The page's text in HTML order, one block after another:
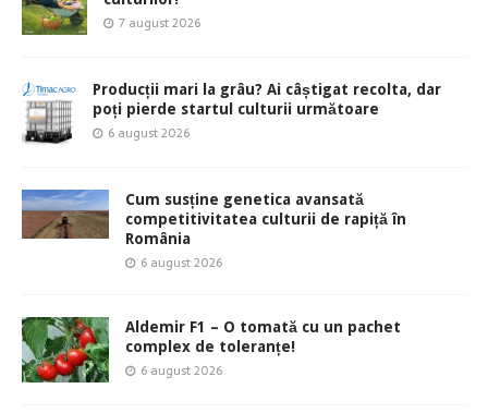
7 august 2026
Producții mari la grâu? Ai câștigat recolta, dar
poți pierde startul culturii următoare
6 august 2026
Cum susține genetica avansată
competitivitatea culturii de rapiță în
România
6 august 2026
Aldemir F1 – O tomată cu un pachet
complex de toleranțe!
6 august 2026